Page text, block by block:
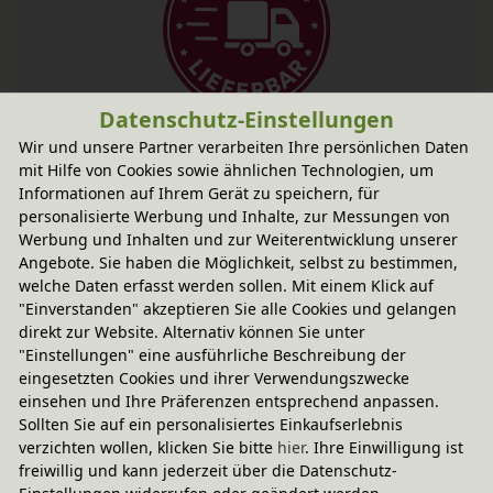
Fairer Paketversand
2,95 € innerhalb ...
Sofort lieferbar- Versand am Montag!
CO2 -neutraler Paketversand
weitere Informationen
Technische Daten
Mader Kreiselmanufaktur
Datenschutz-Einstellungen
Wir und unsere Partner verarbeiten Ihre persönlichen Daten
mit Hilfe von Cookies sowie ähnlichen Technologien, um
Informationen auf Ihrem Gerät zu speichern, für
personalisierte Werbung und Inhalte, zur Messungen von
Werbung und Inhalten und zur Weiterentwicklung unserer
Angebote. Sie haben die Möglichkeit, selbst zu bestimmen,
welche Daten erfasst werden sollen. Mit einem Klick auf
"Einverstanden" akzeptieren Sie alle Cookies und gelangen
direkt zur Website. Alternativ können Sie unter
"Einstellungen" eine ausführliche Beschreibung der
eingesetzten Cookies und ihrer Verwendungszwecke
einsehen und Ihre Präferenzen entsprechend anpassen.
Sollten Sie auf ein personalisiertes Einkaufserlebnis
verzichten wollen, klicken Sie bitte hier. Ihre Einwilligung ist
freiwillig und kann jederzeit über die Datenschutz-